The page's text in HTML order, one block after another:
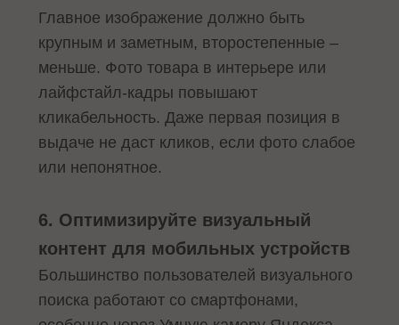
Главное изображение должно быть
крупным и заметным, второстепенные –
меньше. Фото товара в интерьере или
лайфстайл-кадры повышают
кликабельность. Даже первая позиция в
выдаче не даст кликов, если фото слабое
или непонятное.
6. Оптимизируйте визуальный
контент для мобильных устройств
Большинство пользователей визуального
поиска работают со смартфонами,